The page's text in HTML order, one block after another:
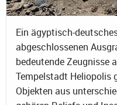
Ein ägyptisch-
abgeschlossenen
bedeutende Zeugnisse
Tempelstadt Heliopolis
Objekten aus